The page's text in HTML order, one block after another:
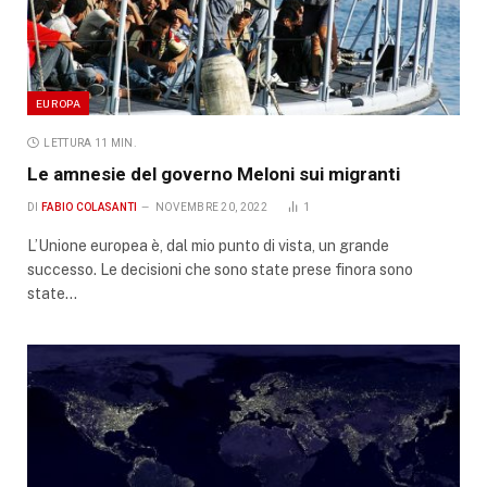
EUROPA
LETTURA 11 MIN.
Le amnesie del governo Meloni sui migranti
DI FABIO COLASANTI NOVEMBRE 20, 2022 1
L’Unione europea è, dal mio punto di vista, un grande
successo. Le decisioni che sono state prese finora sono
state…